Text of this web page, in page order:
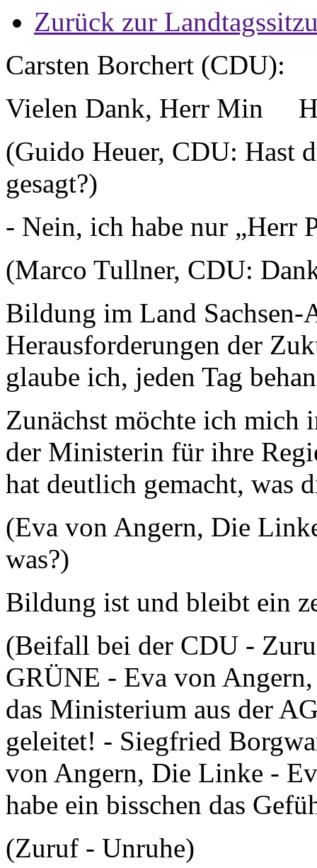
Zurück zur
Carsten Borchert (CDU):
Vielen Dank, Herr Min
(Guido Heuer, CDU: Hast
gesagt?)
- Nein, ich habe nur „Herr
(Marco Tullner, CDU:
Bildung im Land Sachsen-
Herausforderungen der
glaube ich, jeden Tag
Zunächst möchte ich mich
der Ministerin für ihre
hat deutlich gemacht, was
(Eva von Angern, Die
was?)
Bildung ist und bleibt ein
(Beifall bei der CDU -
GRÜNE - Eva von
das Ministerium aus der
geleitet! - Siegfried
von Angern, Die Linke -
habe ein bisschen das
(Zuruf - Unruhe)